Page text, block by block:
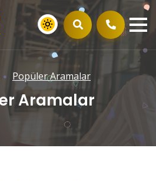
Popüler Aramalar
Aramalar